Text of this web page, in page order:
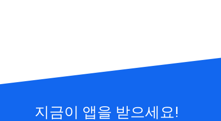
지금이 앱을 받으세요!